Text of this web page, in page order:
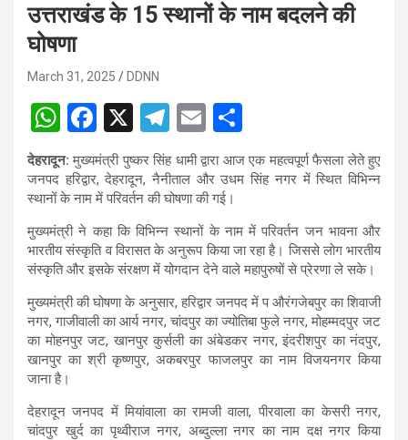
उत्तराखंड के 15 स्थानों के नाम बदलने की
घोषणा
March 31, 2025 DDNN
W
h
at
s
A
p
p
F
a
ce
b
o
o
k
X
T
el
e
gr
a
m
E
m
ail
h
ar
देहरादून:मुख्यमंत्री पुष्कर सिंह धामी द्वारा आज एक महत्वपूर्ण फैसला लेते हुए
जनपद हरिद्वार, देहरादून, नैनीताल और उधम सिंह नगर में स्थित विभिन्न
स्थानों के नाम में परिवर्तन की घोषणा की गई।
मुख्यमंत्री ने कहा कि विभिन्न स्थानों के नाम में परिवर्तन जन भावना और
भारतीय संस्कृति व विरासत के अनुरूप किया जा रहा है। जिससे लोग भारतीय
संस्कृति और इसके संरक्षण में योगदान देने वाले महापुरुषों से प्रेरणा ले सके।
मुख्यमंत्री की घोषणा के अनुसार, हरिद्वार जनपद में प औरंगजेबपुर का शिवाजी
नगर, गाजीवाली का आर्य नगर, चांदपुर का ज्योतिबा फुले नगर, मोहम्मदपुर जट
का मोहनपुर जट, खानपुर कुर्सली का अंबेडकर नगर, इंदरीशपुर का नंदपुर,
खानपुर का श्री कृष्णपुर, अकबरपुर फाजलपुर का नाम विजयनगर किया
जाना है।
देहरादून जनपद में मियांवाला का रामजी वाला, पीरवाला का केसरी नगर,
चांदपुर खुर्द का पृथ्वीराज नगर, अब्दुल्ला नगर का नाम दक्ष नगर किया